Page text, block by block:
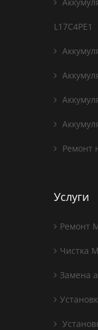
L17C4PE1
Ремонт
Услуги
Ремонт
Чистка
Замена